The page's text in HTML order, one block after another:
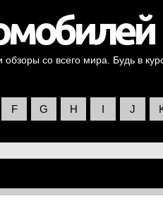
со всего мира. Будь в
F G H I J